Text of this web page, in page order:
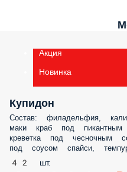
Акция
Новинка
Купидон
Состав: филадельфия,
под пикантным соусом,
соусом, запеченный маки
42 шт.
2 299 ₽